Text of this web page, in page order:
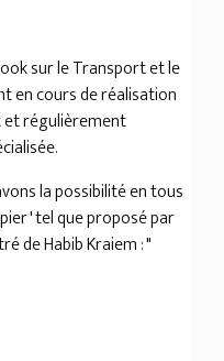
sur le Transport et le
en cours de réalisation
régulièrement
la possibilité en tous
' tel que proposé par
de Habib Kraiem : "